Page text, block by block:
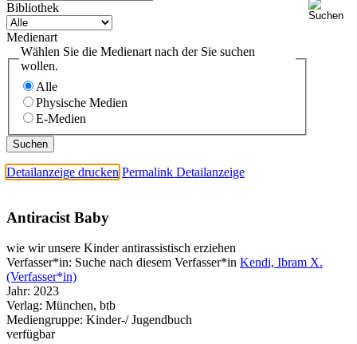
Bibliothek
Medienart
Wählen Sie die Medienart nach der Sie suchen
wollen.
Alle
Physische Medien
E-Medien
Detailanzeige drucken Permalink Detailanzeige
Antiracist Baby
wie wir unsere Kinder antirassistisch erziehen
Verfasser*in: Suche nach diesem Verfasser*in Kendi, Ibram X.
(Verfasser*in)
Jahr: 2023
Verlag: München, btb
Mediengruppe: Kinder-/ Jugendbuch
verfügbar